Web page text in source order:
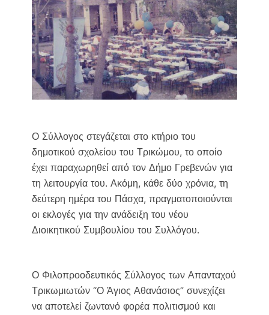
Ο Σύλλογος στεγάζεται στο κτήριο του
δημοτικού σχολείου του Τρικώμου, το οποίο
έχει παραχωρηθεί από τον Δήμο Γρεβενών για
τη λειτουργία του. Ακόμη, κάθε δύο χρόνια, τη
δεύτερη ημέρα του Πάσχα, πραγματοποιούνται
οι εκλογές για την ανάδειξη του νέου
Διοικητικού Συμβουλίου του Συλλόγου.
Ο Φιλοπροοδευτικός Σύλλογος των Απανταχού
Τρικωμιωτών “Ο Άγιος Αθανάσιος” συνεχίζει
να αποτελεί ζωντανό φορέα πολιτισμού και